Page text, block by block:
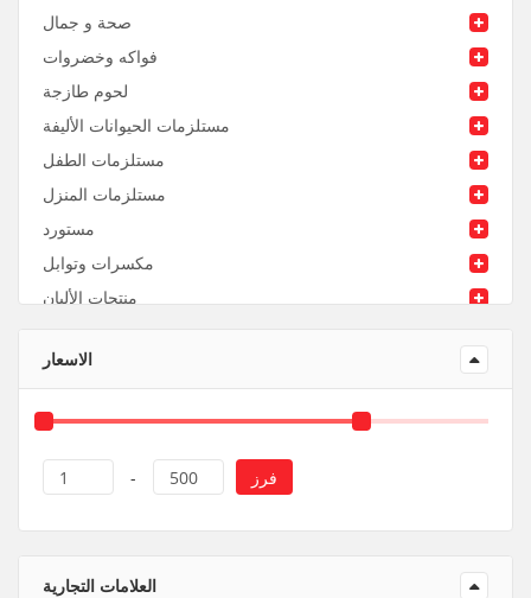
صحة و جمال
فواكه وخضروات
لحوم طازجة
مستلزمات الحيوانات الأليفة
مستلزمات الطفل
مستلزمات المنزل
مستورد
مكسرات وتوابل
منتجات الألبان
الاسعار
1 - 500 فرز
العلامات التجارية